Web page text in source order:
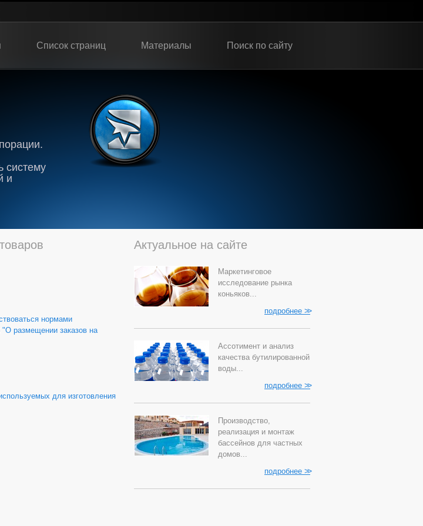
Список страниц Материалы Поиск по сайту
систему
и
нормами
"О размещении заказов на
для изготовления
Актуальное на сайте
Маркетинговое
исследование рынка
коньяков...
подробнее >>
Ассотимент и анализ
качества бутилированной
воды...
подробнее >>
Производство,
реализация и монтаж
бассейнов для частных
домов...
подробнее >>